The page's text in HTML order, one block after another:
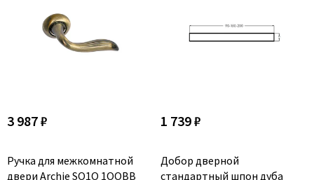
3 987 ₽
Ручка для межкомнатной
двери Archie SO1O 1OOBB
1 739 ₽
Добор дверной
стандартный шпон дуба